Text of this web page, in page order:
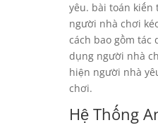
yêu. bài toán kiến
người nhà chơi
cách bao gồm
dụng người nhà
hiện người nhà
chơi.
Hệ Thống